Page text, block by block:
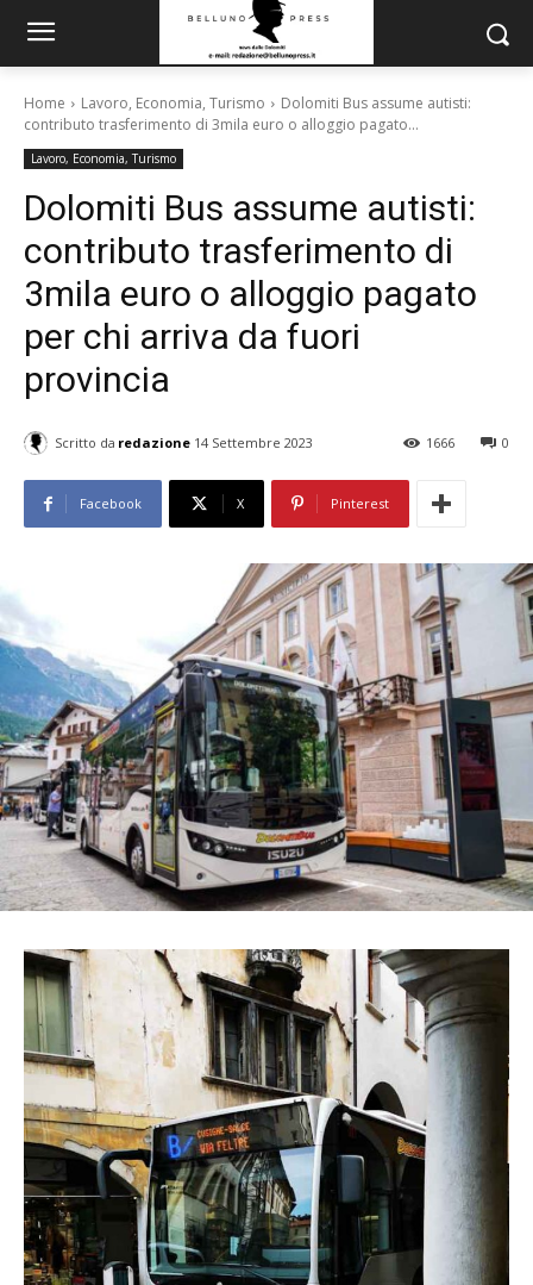
Home Lavoro, Economia, Turismo
Dolomiti Bus assume autisti:
contributo trasferimento di 3mila euro o alloggio pagato...
Lavoro, Economia, Turismo
Dolomiti Bus assume autisti:
contributo trasferimento di
3mila euro o alloggio pagato
per chi arriva da fuori
provincia
Scritto da redazione 14 Settembre 2023 0
1666
Facebook X Pinterest